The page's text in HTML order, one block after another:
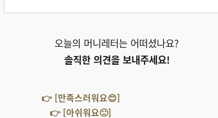
오늘의 머니레터는 어떠셨나요?
솔직한 의견을 보내주세요!
👉 [만족스러워요😊]
👉 [아쉬워요🙁]